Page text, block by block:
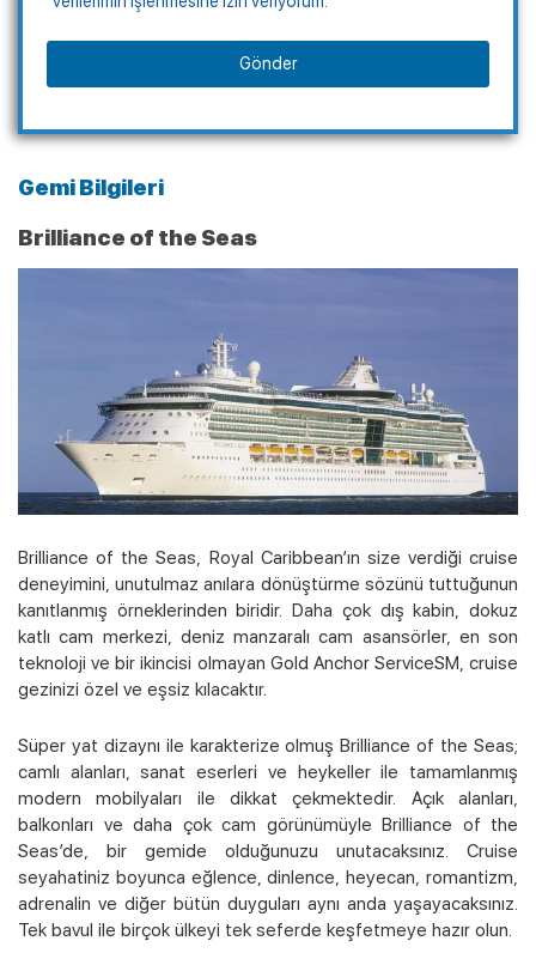
Gönder
Gemi Bilgileri
Brilliance of the Seas
Brilliance of the Seas, Royal Caribbean’ın size verdiği cruise
deneyimini, unutulmaz anılara dönüştürme sözünü tuttuğunun
kanıtlanmış örneklerinden biridir. Daha çok dış kabin, dokuz
katlı cam merkezi, deniz manzaralı cam asansörler, en son
teknoloji ve bir ikincisi olmayan Gold Anchor ServiceSM, cruise
gezinizi özel ve eşsiz kılacaktır.
Süper yat dizaynı ile karakterize olmuş Brilliance of the Seas;
camlı alanları, sanat eserleri ve heykeller ile tamamlanmış
modern mobilyaları ile dikkat çekmektedir. Açık alanları,
balkonları ve daha çok cam görünümüyle Brilliance of the
Seas’de, bir gemide olduğunuzu unutacaksınız. Cruise
seyahatiniz boyunca eğlence, dinlence, heyecan, romantizm,
adrenalin ve diğer bütün duyguları aynı anda yaşayacaksınız.
Tek bavul ile birçok ülkeyi tek seferde keşfetmeye hazır olun.